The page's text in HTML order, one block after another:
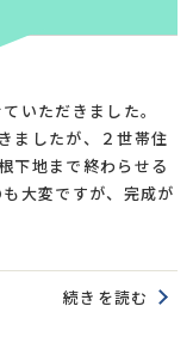
いただきました。
ましたが、２世帯住
下地まで終わらせる
大変ですが、完成が
続きを読む